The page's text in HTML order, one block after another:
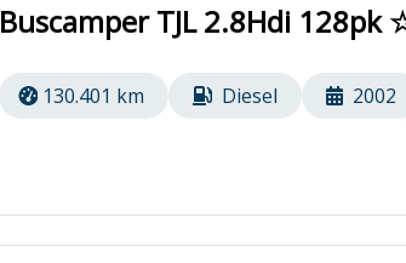
Buscamper TJL 2.8Hdi
130.401 km Diesel 2002